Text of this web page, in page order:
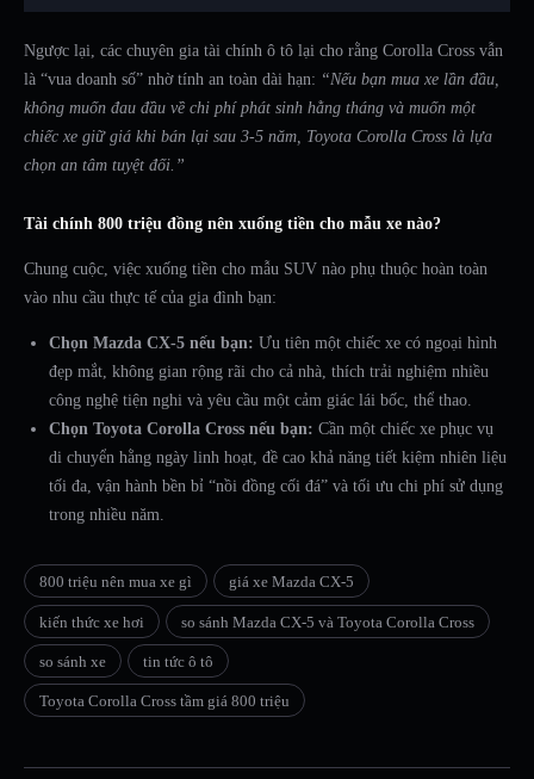
Ngược lại, các chuyên gia tài chính ô tô lại cho rằng Corolla Cross vẫn
là “vua doanh số” nhờ tính an toàn dài hạn: “Nếu bạn mua xe lần đầu,
không muốn đau đầu về chi phí phát sinh hằng tháng và muốn một
chiếc xe giữ giá khi bán lại sau 3-5 năm, Toyota Corolla Cross là lựa
chọn an tâm tuyệt đối.”
Tài chính 800 triệu đồng nên xuống tiền cho mẫu xe nào?
Chung cuộc, việc xuống tiền cho mẫu SUV nào phụ thuộc hoàn toàn
vào nhu cầu thực tế của gia đình bạn:
Chọn Mazda CX-5 nếu bạn: Ưu tiên một chiếc xe có ngoại hình
đẹp mắt, không gian rộng rãi cho cả nhà, thích trải nghiệm nhiều
công nghệ tiện nghi và yêu cầu một cảm giác lái bốc, thể thao.
Chọn Toyota Corolla Cross nếu bạn: Cần một chiếc xe phục vụ
di chuyển hằng ngày linh hoạt, đề cao khả năng tiết kiệm nhiên liệu
tối đa, vận hành bền bỉ “nồi đồng cối đá” và tối ưu chi phí sử dụng
trong nhiều năm.
800 triệu nên mua xe gì giá xe Mazda CX-5
kiến thức xe hơi so sánh Mazda CX-5 và Toyota Corolla Cross
so sánh xe tin tức ô tô
Toyota Corolla Cross tầm giá 800 triệu